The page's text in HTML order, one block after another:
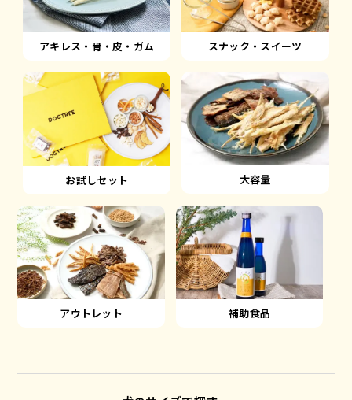
アキレス・骨・皮・ガム スナック・スイーツ
お試しセット 大容量
アウトレット 補助食品